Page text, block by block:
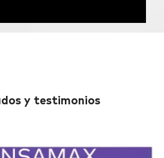
y testimonios